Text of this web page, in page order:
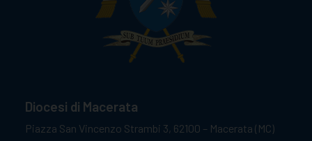
Diocesi di Macerata
Piazza San Vincenzo Strambi 3, 62100 – Macerata (MC)